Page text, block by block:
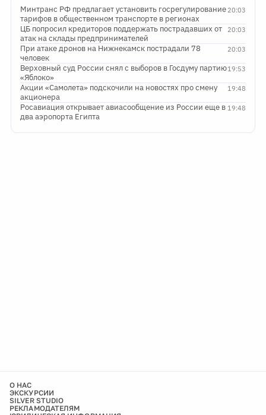
20:03
Минтранс РФ предлагает установить госрегулирование
тарифов в общественном транспорте в регионах
20:03
ЦБ попросил кредиторов поддержать пострадавших от
атак на склады предпринимателей
20:03
При атаке дронов на Нижнекамск пострадали 78
человек
19:53
Верховный суд России снял с выборов в Госдуму партию
«Яблоко»
19:48
Акции «Самолета» подскочили на новостях про смену
акционера
19:48
Росавиация открывает авиасообщение из России еще в
два аэропорта Египта
О НАС
ЭКСКУРСИИ
SILVER STUDIO
РЕКЛАМОДАТЕЛЯМ